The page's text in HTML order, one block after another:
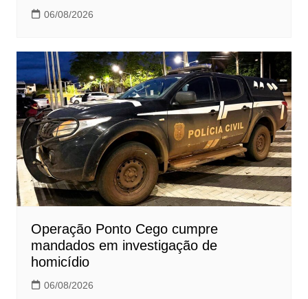
06/08/2026
Operação Ponto Cego cumpre
mandados em investigação de
homicídio
06/08/2026